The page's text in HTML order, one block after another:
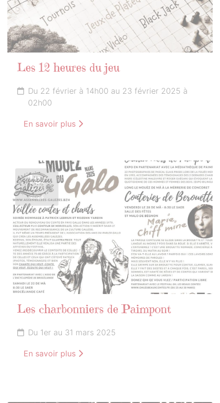
Les 12 heures du jeu
Du 22 février à 14h00 au 23 février 2025 à
02h00
En savoir plus
1er
MARS
2025
Les charbonniers de Paimpont
Du 1er au 31 mars 2025
En savoir plus